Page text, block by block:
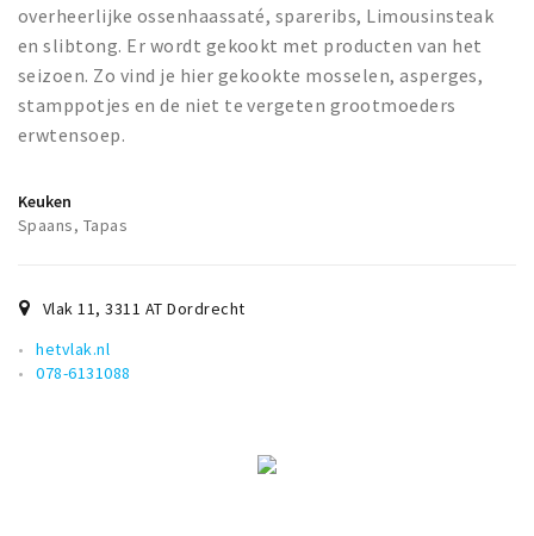
overheerlijke ossenhaassaté, spareribs, Limousinsteak
en slibtong. Er wordt gekookt met producten van het
seizoen. Zo vind je hier gekookte mosselen, asperges,
stamppotjes en de niet te vergeten grootmoeders
erwtensoep.
Keuken
Spaans, Tapas
Vlak 11,3311 AT Dordrecht
hetvlak.nl
078-6131088